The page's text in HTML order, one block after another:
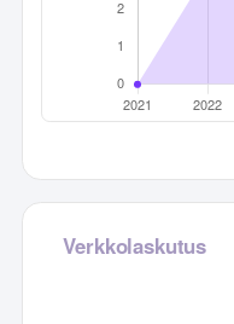
Verkkolaskutus